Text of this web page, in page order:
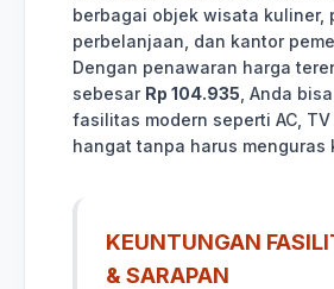
berbagai objek wisata kuliner,
perbelanjaan, dan kantor
Dengan penawaran harga
sebesar Rp 104.935 , Anda
fasilitas modern seperti AC,
hangat tanpa harus menguras
KEUNTUNGAN
& SARAPAN